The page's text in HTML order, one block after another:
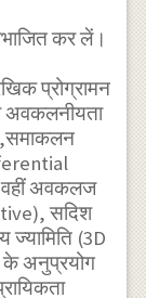
कर लें।
प्रोग्रामन
अवकलनीयता
अवकलज
सदिश
(3D
अनुप्रयोग